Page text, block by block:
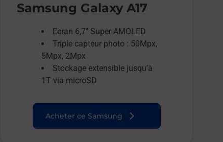
Samsung Galaxy A17
Ecran 6,7’’ Super AMOLED
Triple capteur photo : 50Mpx,
5Mpx, 2Mpx
Stockage extensible jusqu’à
1T via microSD
Acheter ce Samsung